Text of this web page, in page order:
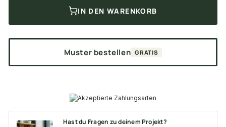
IN DEN WARENKORB
Muster bestellen GRATIS
Hast du Fragen zu deinem Projekt?